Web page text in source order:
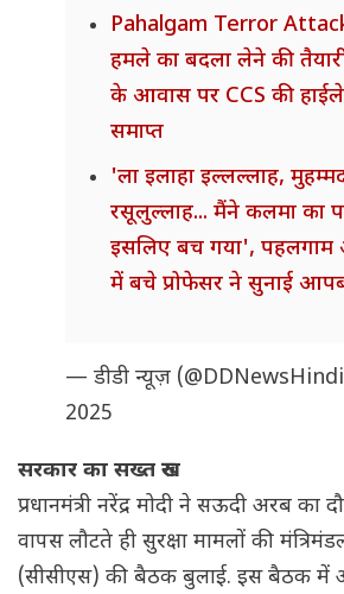
Pahalgam Terror
हमले का बदला लेने की
के आवास पर CCS की
समाप्त
'ला इलाहा इल्लल्लाह,
रसूलुल्लाह... मैंने कलमा का
इसलिए बच गया',
में बचे प्रोफेसर ने सुनाई
— डीडी न्यूज़
2025
सरकार का सख्त रुख
प्रधानमंत्री नरेंद्र मोदी ने सऊदी अरब का
वापस लौटते ही सुरक्षा मामलों की
(सीसीएस) की बैठक बुलाई. इस बैठक